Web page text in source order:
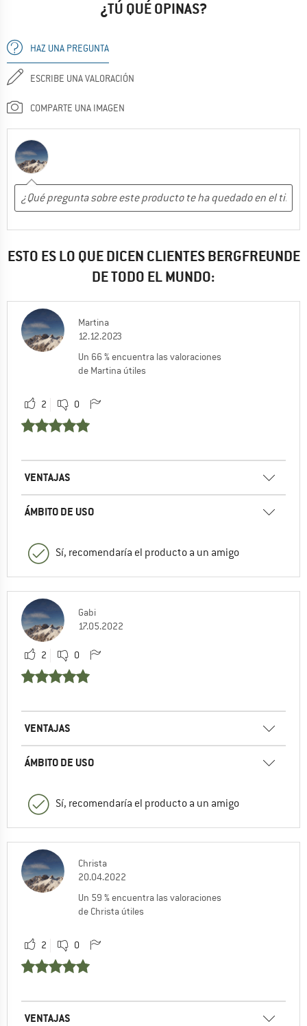
¿TÚ QUÉ OPINAS?
HAZ UNA PREGUNTA
ESCRIBE UNA VALORACIÓN
COMPARTE UNA IMAGEN
ESTO ES LO QUE DICEN CLIENTES BERGFREUNDE
DE TODO EL MUNDO:
Martina
12.12.2023
Un 66 % encuentra las valoraciones
de Martina útiles
2 0
VENTAJAS
ÁMBITO DE USO
Sí, recomendaría el producto a un amigo
Gabi
17.05.2022
2 0
VENTAJAS
ÁMBITO DE USO
Sí, recomendaría el producto a un amigo
Christa
20.04.2022
Un 59 % encuentra las valoraciones
de Christa útiles
2 0
VENTAJAS